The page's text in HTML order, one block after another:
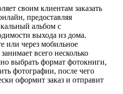
своим клиентам заказать
предоставляя
альбом с
выхода из дома.
или через мобильное
всего несколько
выбрать формат фотокниги,
фотографии, после чего
оформит заказ и отправит